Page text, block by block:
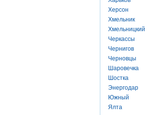
Херсон
Хмельник
Хмельницкий
Черкассы
Чернигов
Черновцы
Шаровечка
Шостка
Энергодар
Южный
Ялта